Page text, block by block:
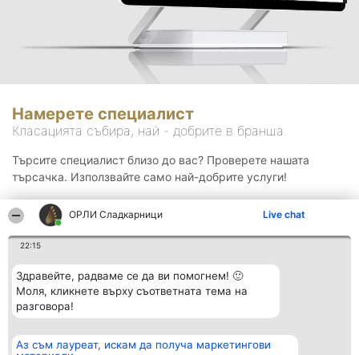
ОРЛИ Сладкарници Live chat
22:15
Здравейте, радваме се да ви помогнем! 🙂
Моля, кликнете върху съответната тема на
разговора!
Аз съм лауреат, искам да получа маркетингови
Намерете специалист
Класацията събира, най - добрите в бранша.
Търсите специалист близо до вас? Проверете нашата
търсачка. Използвайте само най-добрите услуги!
Организатор на
Класация Контакти